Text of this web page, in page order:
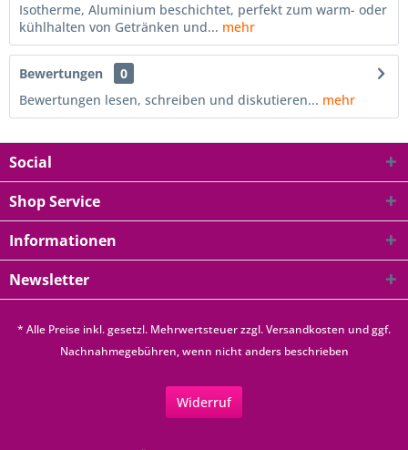
Isotherme, Aluminium beschichtet, perfekt zum warm- oder
kühlhalten von Getränken und... mehr
Bewertungen
0
Bewertungen lesen, schreiben und diskutieren... mehr
Social
Shop Service
Informationen
Newsletter
* Alle Preise inkl. gesetzl. Mehrwertsteuer zzgl.Versandkosten und ggf.
Nachnahmegebühren, wenn nicht anders beschrieben
Widerruf